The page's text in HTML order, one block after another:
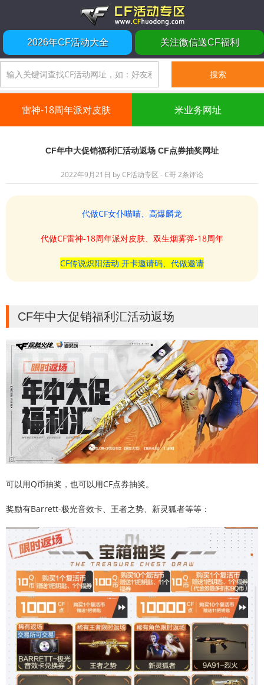
2026年CF活动大全 关注微信送CF福利
雷神-18周年派对皮肤 米业务网址
CF年中大促销福利汇活动返场 CF点券抽奖网址
2022年9月21日 byCF活动专区 - C哥2条评论
代做CF女仆喵喵、高爆麟龙
代做CF雷神-18周年派对皮肤、双生烟雾弹-18周年
CF传说炽阳活动 开卡邀请码、代做邀请
CF年中大促销福利汇活动返场
可以用Q币抽奖，也可以用CF点券抽奖。
奖励有Barrett-极光音效卡、王者之势、新灵狐者等等：